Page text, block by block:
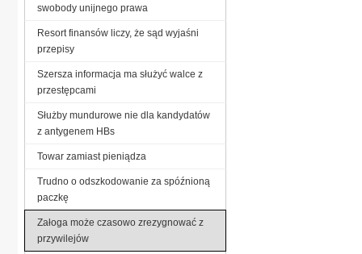
swobody unijnego prawa
Resort finansów liczy, że sąd wyjaśni
przepisy
Szersza informacja ma służyć walce z
przestępcami
Służby mundurowe nie dla kandydatów
z antygenem HBs
Towar zamiast pieniądza
Trudno o odszkodowanie za spóźnioną
paczkę
Załoga może czasowo zrezygnować z
przywilejów